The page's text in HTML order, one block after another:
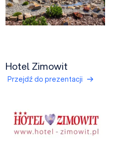
Hotel Zimowit
Przejdź do prezentacji